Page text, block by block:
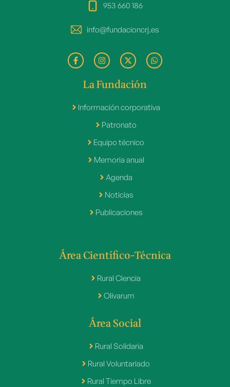
953 660 186
info@fundacioncrj.es
La Fundación
Información corporativa
Patronato
Equipo técnico
Memoria anual
Agenda
Noticias
Publicaciones
Área Científico-Técnica
Rural Ciencia
Olivarum
Área Social
Rural Solidaria
Rural Voluntariado
Rural Tiempo Libre